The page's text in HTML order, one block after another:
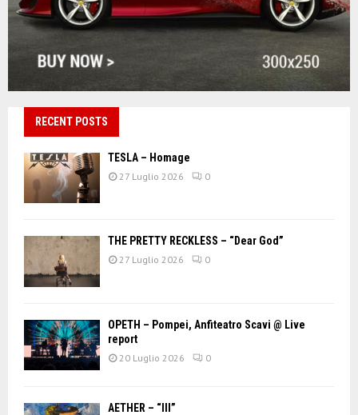
RECENT POSTS
TESLA – Homage
27 Luglio 2026 0
THE PRETTY RECKLESS – “Dear God”
27 Luglio 2026 0
OPETH – Pompei, Anfiteatro Scavi @ Live
report
20 Luglio 2026 0
AETHER – “III”